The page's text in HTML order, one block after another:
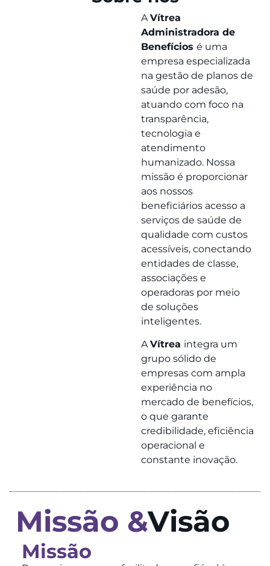
AVítrea
Administradora de
Benefíciosé uma
empresa especializada
na gestão de planos de
saúde por adesão,
atuando com foco na
transparência,
tecnologia e
atendimento
humanizado. Nossa
missão é proporcionar
aos nossos
beneficiários acesso a
serviços de saúde de
qualidade com custos
acessíveis, conectando
entidades de classe,
associações e
operadoras por meio
de soluções
inteligentes.
AVítrea integra um
grupo sólido de
empresas com ampla
experiência no
mercado de benefícios,
o que garante
credibilidade, eficiência
operacional e
constante inovação.
Missão &Visão
Missão